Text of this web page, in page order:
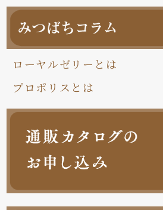
ローヤルゼリーとは
プロポリスとは